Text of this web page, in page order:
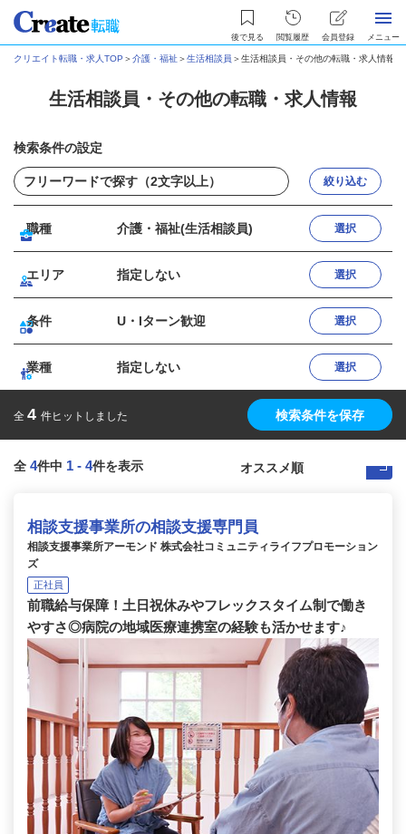
後で見る 閲覧履歴 会員登録 メニュー
クリエイト転職・求人TOP ＞介護・福祉＞生活相談員 ＞生活相談員・その他の転職・求人情報
生活相談員・その他の転職・求人情報
検索条件の設定
絞り込む
職種 介護・福祉(生活相談員) 選択
エリア 指定しない 選択
条件 U・Iターン歓迎 選択
業種 指定しない 選択
全 4 件ヒットしました 検索条件を保存
全 4件中 1 - 4件を表示
相談支援事業所の相談支援専門員
相談支援事業所アーモンド 株式会社コミュニティライフプロモーション
ズ
正社員
前職給与保障！土日祝休みやフレックスタイム制で働き
やすさ◎病院の地域医療連携室の経験も活かせます♪